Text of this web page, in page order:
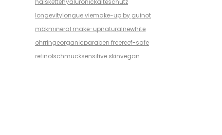
halskettehyaluronickälteschutz
longevitylongue viemake-up by guinot
mbkmineral make-upnaturalnewhite
ohrringeorganicparaben freereef-safe
retinolschmucksensitive skinvegan